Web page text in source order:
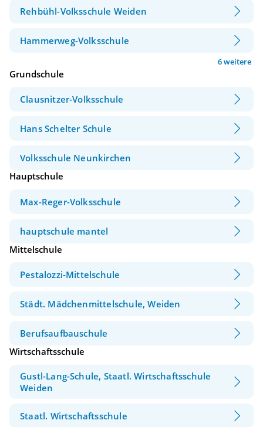
Rehbühl-Volksschule Weiden
Hammerweg-Volksschule
6 weitere
Grundschule
Clausnitzer-Volksschule
Hans Schelter Schule
Volksschule Neunkirchen
Hauptschule
Max-Reger-Volksschule
hauptschule mantel
Mittelschule
Pestalozzi-Mittelschule
Städt. Mädchenmittelschule, Weiden
Berufsaufbauschule
Wirtschaftsschule
Gustl-Lang-Schule, Staatl. Wirtschaftsschule
Weiden
Staatl. Wirtschaftsschule